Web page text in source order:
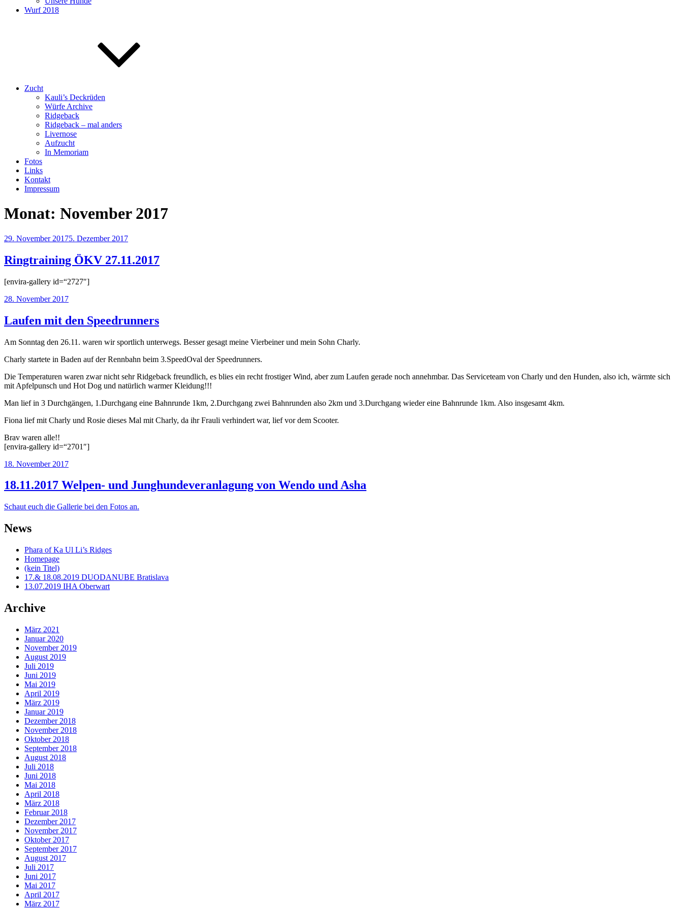
Wurf 2018
Zucht
Kauli’s Deckrüden
Würfe Archive
Ridgeback
Ridgeback – mal anders
Livernose
Aufzucht
In Memoriam
Fotos
Links
Kontakt
Impressum
Monat: November 2017
Veröffentlicht
29. November 20175. Dezember 2017
Ringtraining ÖKV 27.11.2017
[envira-gallery id=“2727″]
Veröffentlicht
28. November 2017
Laufen mit den Speedrunners
Am Sonntag den 26.11. waren wir sportlich unterwegs. Besser gesagt meine Vierbeiner und mein Sohn Charly.
Charly startete in Baden auf der Rennbahn beim 3.SpeedOval der Speedrunners.
Die Temperaturen waren zwar nicht sehr Ridgeback freundlich, es blies ein recht frostiger Wind, aber zum Laufen gerade noch annehmbar. Das Serviceteam von Charly und den Hunden, also ich, wärmte sich
mit Apfelpunsch und Hot Dog und natürlich warmer Kleidung!!!
Man lief in 3 Durchgängen, 1.Durchgang eine Bahnrunde 1km, 2.Durchgang zwei Bahnrunden also 2km und 3.Durchgang wieder eine Bahnrunde 1km. Also insgesamt 4km.
Fiona lief mit Charly und Rosie dieses Mal mit Charly, da ihr Frauli verhindert war, lief vor dem Scooter.
Brav waren alle!!
[envira-gallery id=“2701″]
Veröffentlicht
18. November 2017
18.11.2017 Welpen- und Junghundeveranlagung von Wendo und Asha
Schaut euch die Gallerie bei den Fotos an.
News
Phara of Ka Ul Li’s Ridges
Homepage
(kein Titel)
17.& 18.08.2019 DUODANUBE Bratislava
13.07.2019 IHA Oberwart
Archive
März 2021
Januar 2020
November 2019
August 2019
Juli 2019
Juni 2019
Mai 2019
April 2019
März 2019
Januar 2019
Dezember 2018
November 2018
Oktober 2018
September 2018
August 2018
Juli 2018
Juni 2018
Mai 2018
April 2018
März 2018
Februar 2018
Dezember 2017
November 2017
Oktober 2017
September 2017
August 2017
Juli 2017
Juni 2017
Mai 2017
April 2017
März 2017